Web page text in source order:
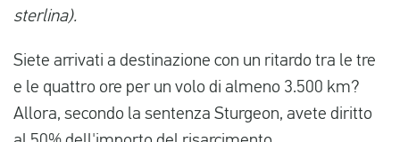
sterlina).
Siete arrivati a destinazione con un ritardo tra le tre
e le quattro ore per un volo di almeno 3.500 km?
Allora, secondo la sentenza Sturgeon, avete diritto